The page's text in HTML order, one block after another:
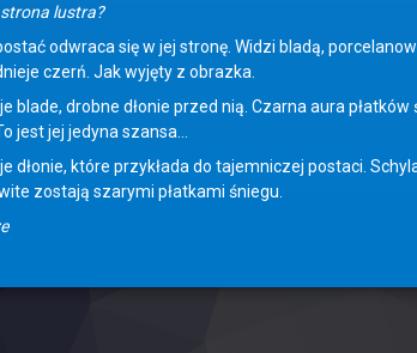
lustra?
odwraca się w jej stronę. Widzi bladą,
czerń. Jak wyjęty z obrazka.
blade, drobne dłonie przed nią. Czarna aura
jest jej jedyna szansa…
dłonie, które przykłada do tajemniczej postaci.
zostają szarymi płatkami śniegu.